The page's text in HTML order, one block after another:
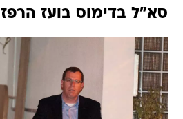
סא"ל בדימוס בועז הרפז